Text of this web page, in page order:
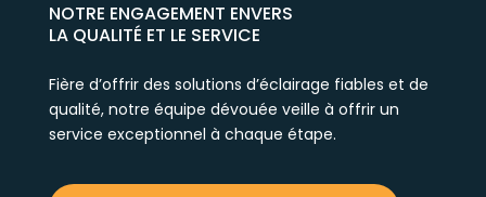
NOTRE ENGAGEMENT ENVERS
LA QUALITÉ ET LE SERVICE
Fière d’offrir des solutions d’éclairage fiables et de
qualité, notre équipe dévouée veille à offrir un
service exceptionnel à chaque étape.